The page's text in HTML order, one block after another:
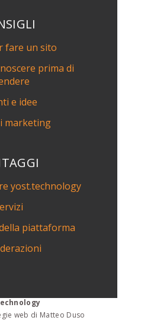
fare un sito
prima di
e idee
marketing
yost.technology
piattaforma
web di Matteo Duso